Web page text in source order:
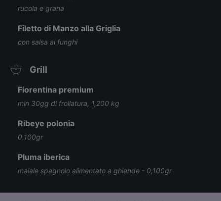
rucola e grana
Filetto di Manzo alla Griglia
con salsa ai funghi
Grill
Fiorentina premium
min 30gg di frollatura, 1,200 kg
Ribeye polonia
0.100gr
Pluma iberica
maiale spagnolo alimentato a ghiande - 0,100gr